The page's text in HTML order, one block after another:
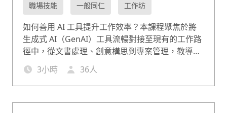
職場技能 一般同仁 工作坊
如何善用 AI 工具提升工作效率？本課程聚焦於將
生成式 AI（GenAI）工具流暢對接至現有的工作路
徑中，從文書處理、創意構思到專案管理，教導學
員如何精準下令，與 AI 協作，讓 AI 成為最有默契
的數位同事。
3小時 36人